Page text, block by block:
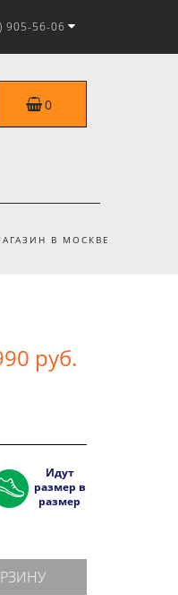
905-56-06
0
В МОСКВЕ
руб.
Идут
размер в
размер